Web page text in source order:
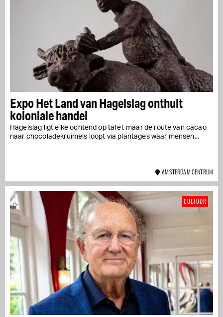
Expo Het Land van Hagelslag onthult
koloniale handel
Hagelslag ligt elke ochtend op tafel, maar de route van cacao
naar chocoladekruimels loopt via plantages waar mensen...
AMSTERDAM CENTRUM
CULTUUR